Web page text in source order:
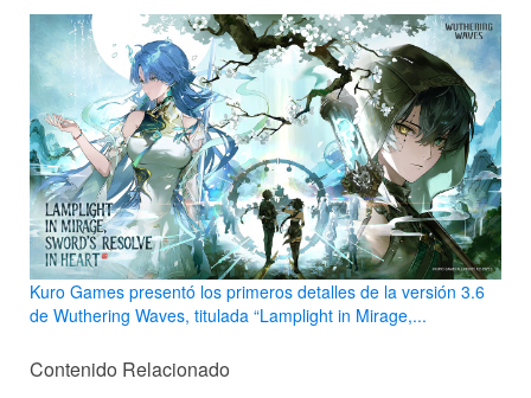
Kuro Games presentó los primeros detalles de la versión 3.6
de Wuthering Waves, titulada “Lamplight in Mirage,...
Contenido Relacionado